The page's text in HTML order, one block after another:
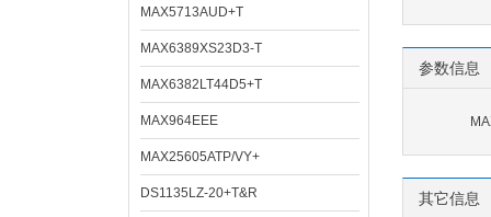
MAX5713AUD+T
MAX6389XS23D3-T
MAX6382LT44D5+T
MAX964EEE
MAX25605ATP/VY+
DS1135LZ-20+T&R
参数信息
其它信息